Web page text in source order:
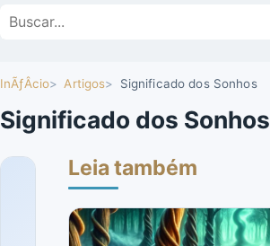
Buscar
InÃƒÂ­cio Artigos Significado dos Sonhos
Significado dos Sonhos
Leia também